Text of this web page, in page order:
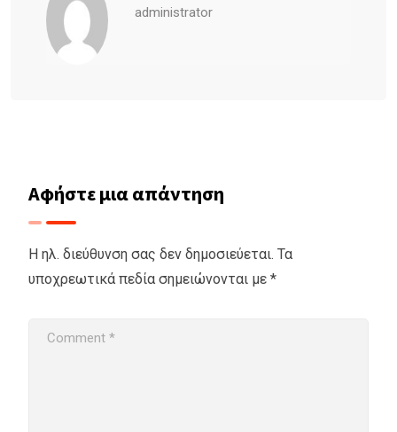
administrator
Αφήστε μια απάντηση
Η ηλ. διεύθυνση σας δεν δημοσιεύεται. Τα
υποχρεωτικά πεδία σημειώνονται με *